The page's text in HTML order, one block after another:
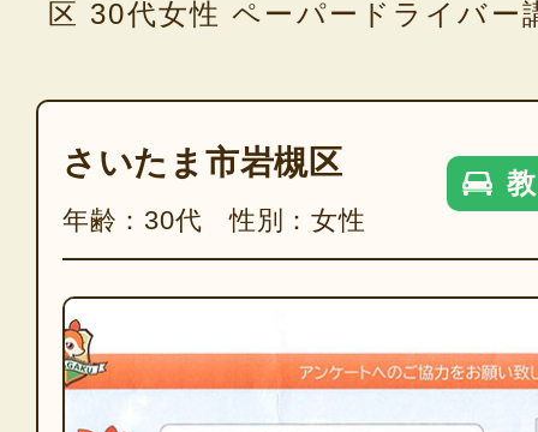
区 30代女性 ペーパードライバー
さいたま市岩槻区
年齢：30代 性別：女性